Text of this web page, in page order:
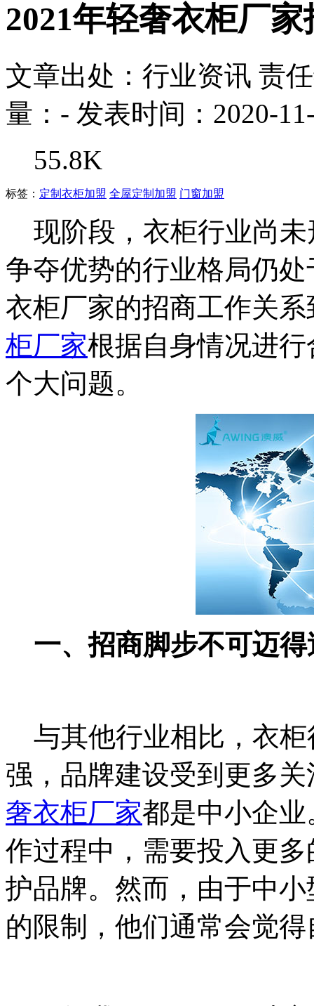
2021年轻奢衣柜厂
文章出处：行业资讯 责
量： - 发表时间：2020-
55.8K
标签： 定制衣柜加盟 全屋定制加盟 门窗加盟
现阶段，衣柜行业尚未
争夺优势的行业格局仍
衣柜厂家的招商工作关
柜厂家根据自身情况进
个大问题。
一、招商脚步不可迈得
与其他行业相比，衣柜
强，品牌建设受到更多
奢衣柜厂家都是中小企
作过程中，需要投入更
护品牌。然而，由于中
的限制，他们通常会觉